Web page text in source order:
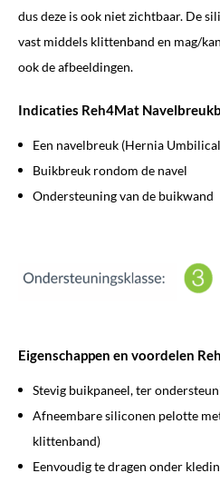
dus deze is ook niet zichtbaar. De
vast middels klittenband en mag/
ook de afbeeldingen.
Indicaties Reh4Mat
Een navelbreuk (Hernia
Buikbreuk rondom de navel
Ondersteuning van de buikwand
Eigenschappen en voordelen
Stevig buikpaneel, ter
Afneembare siliconen pelotte
klittenband)
Eenvoudig te dragen onder